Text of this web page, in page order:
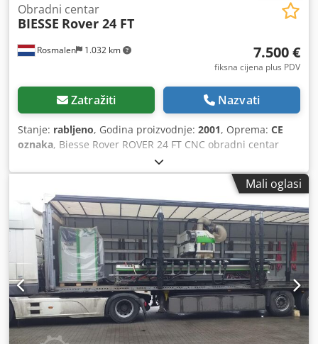
Rosmalen 1.032 km
Obradni centar
BIESSE Rover 24 FT
7.500 €
fiksna cijena plus PDV
Zatražiti Nazvati
Stanje: rabljeno, Godina proizvodnje: 2001, Oprema: CE
oznaka, Biesse Rover ROVER 24 FT CNC obradni centar
Dwsdpfx Aqezqtztswsa Opis Radna površina se sastoji od
rešetkaste ploče koja se sastoji od dvije fenolne ploče
dimenzija 1540 x 1250 mm, koje se mogu spojiti.
Rešetkasta ploča ima rešetku od 30 mm i vakuumski otvore
od 9 mm, raspoređene u rešetki od 150 mm u smjeru X i Y.
Rešetkasta ploča opremljena je sa 6 pneumatskih
referentnih točaka na stražnjoj strani i po 1 na lijevoj i
desnoj strani. • Radni prostor stroja je 3100 x 1300 x 155
mm. (hod osi Z: 250 mm) • Brzina kretanja po osi X
programabilna je između 0 i 100 m/min. • Brzina kretanja
po osi Y programabilna je između 0 i 100 m/min. • Brzina
kretanja po osi Z programabilna je između 0 i 15 m/min. •
Tri osi pokreću se besčetkavim digitalnim DC servo
Mali oglasi